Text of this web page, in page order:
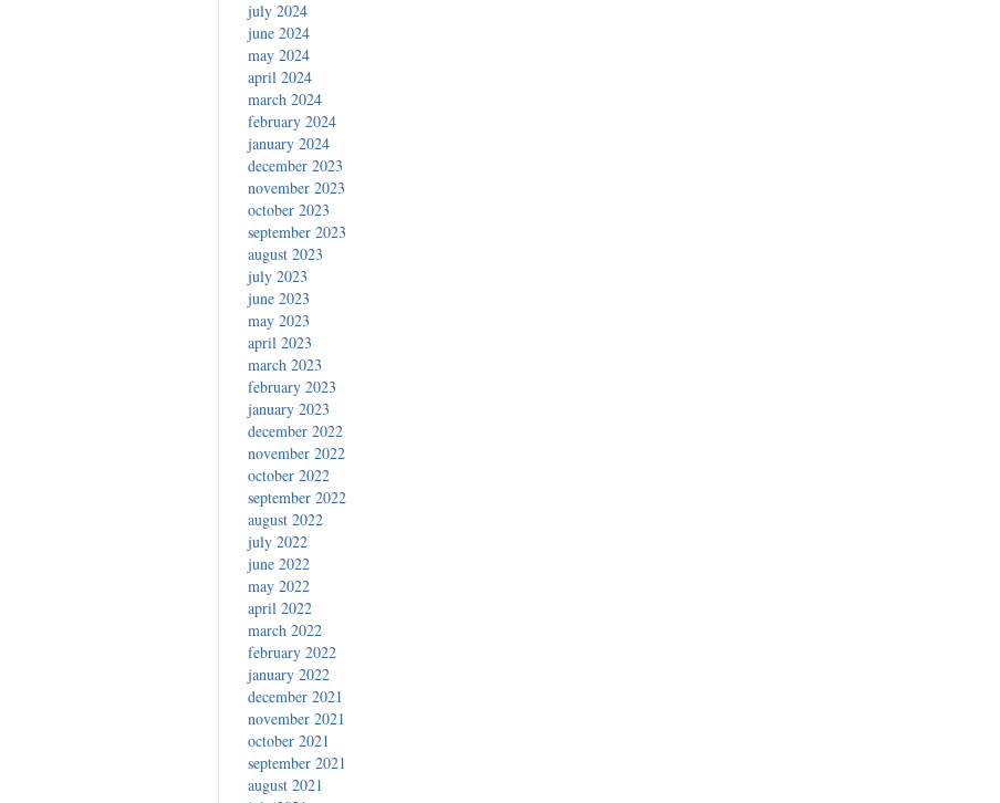
july 2024
june 2024
may 2024
april 2024
march 2024
february 2024
january 2024
december 2023
november 2023
october 2023
september 2023
august 2023
july 2023
june 2023
may 2023
april 2023
march 2023
february 2023
january 2023
december 2022
november 2022
october 2022
september 2022
august 2022
july 2022
june 2022
may 2022
april 2022
march 2022
february 2022
january 2022
december 2021
november 2021
october 2021
september 2021
august 2021